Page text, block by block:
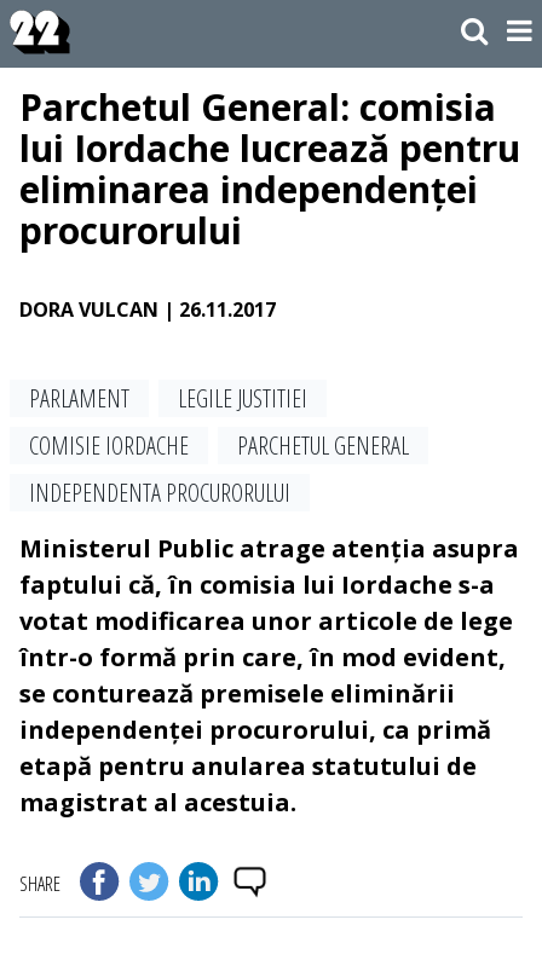
Parchetul General: comisia
lui Iordache lucrează pentru
eliminarea independenței
procurorului
DORA VULCAN | 26.11.2017
PARLAMENT
LEGILE JUSTITIEI
COMISIE IORDACHE
PARCHETUL GENERAL
INDEPENDENTA PROCURORULUI
Ministerul Public atrage atenția asupra
faptului că, în comisia lui Iordache s-a
votat modificarea unor articole de lege
într-o formă prin care, în mod evident,
se conturează premisele eliminării
independenței procurorului, ca primă
etapă pentru anularea statutului de
magistrat al acestuia.
SHARE